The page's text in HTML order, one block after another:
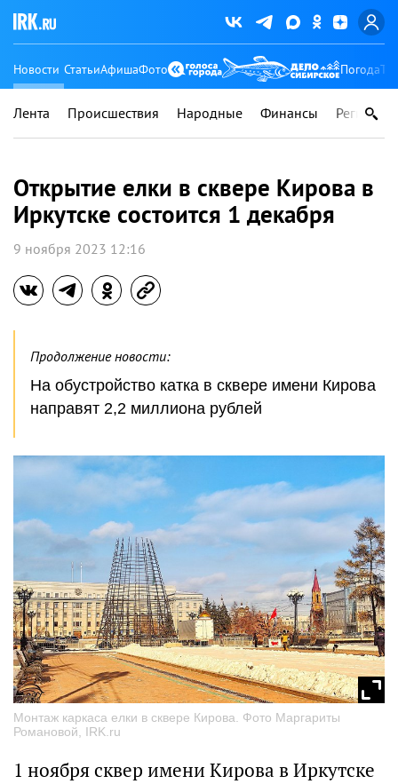
Новости СтатьиАфишаФото Погода
Лента Происшествия Народные Финансы Регионы
Открытие елки в сквере Кирова в
Иркутске состоится 1 декабря
9 ноября 2023 12:16
Продолжение новости:
На обустройство катка в сквере имени Кирова
направят 2,2 миллиона рублей
Монтаж каркаса елки в сквере Кирова. Фото Маргариты
Романовой, IRK.ru
1 ноября сквер имени Кирова в Иркутске